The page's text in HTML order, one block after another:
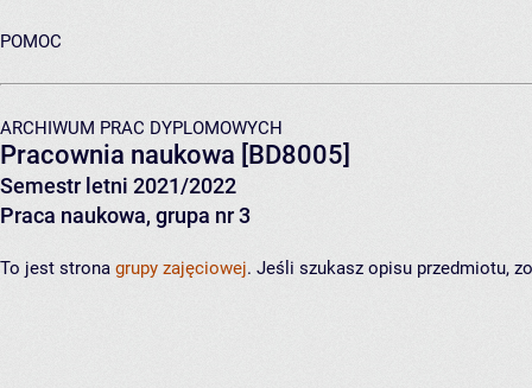
POMOC
ARCHIWUM PRAC DYPLOMOWYCH
Pracownia naukowa [BD8005]
Semestr letni 2021/2022
Praca naukowa, grupa nr 3
To jest strona grupy zajęciowej. Jeśli szukasz opisu przedmiotu,